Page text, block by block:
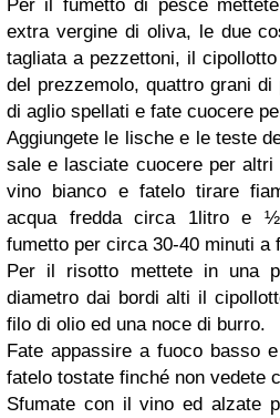
Per il fumetto di pesce
extra vergine di oliva, le due
tagliata a pezzettoni, il
del prezzemolo, quattro grani
di aglio spellati e fate cuocere
Aggiungete le lische e le teste
sale e lasciate cuocere per
vino bianco e fatelo tirare
acqua fredda circa 1litro e
fumetto per circa 30-40 minuti a
Per il risotto mettete in una
diametro dai bordi alti il
filo di olio ed una noce di burro.
Fate appassire a fuoco basso
fatelo tostate finché non vedete
Sfumate con il vino ed alzate